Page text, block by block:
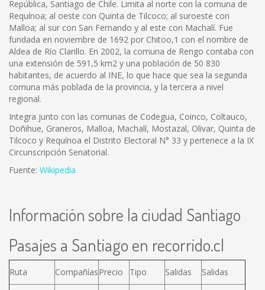
República, Santiago de Chile. Limita al norte con la comuna de
Requínoa; al oeste con Quinta de Tilcoco; al suroeste con
Malloa; al sur con San Fernando y al este con Machalí. Fue
fundada en noviembre de 1692 por Chitoo,1 con el nombre de
Aldea de Río Clarillo. En 2002, la comuna de Rengo contaba con
una extensión de 591,5 km2 y una población de 50 830
habitantes, de acuerdo al INE, lo que hace que sea la segunda
comuna más poblada de la provincia, y la tercera a nivel
regional.
Integra junto con las comunas de Codegua, Coinco, Coltauco,
Doñihue, Graneros, Malloa, Machalí, Mostazal, Olivar, Quinta de
Tilcoco y Requínoa el Distrito Electoral N° 33 y pertenece a la IX
Circunscripción Senatorial.
Fuente: Wikipedia
Información sobre la ciudad Santiago
Pasajes a Santiago en recorrido.cl
Ruta CompañíasPrecio Tipo Salidas Salidas